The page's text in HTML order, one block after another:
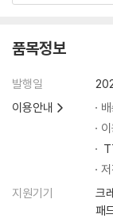
품목정보
발행일
이용안내
지원기기
크
패